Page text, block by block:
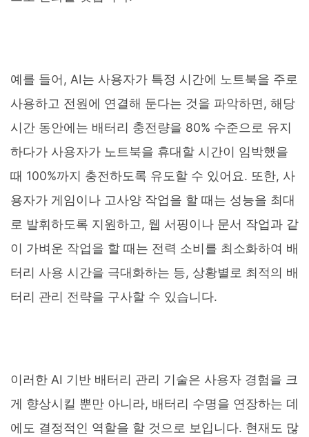
예를 들어, AI는 사용자가 특정 시간에 노트북을 주로
사용하고 전원에 연결해 둔다는 것을 파악하면, 해당
시간 동안에는 배터리 충전량을 80% 수준으로 유지
하다가 사용자가 노트북을 휴대할 시간이 임박했을
때 100%까지 충전하도록 유도할 수 있어요. 또한, 사
용자가 게임이나 고사양 작업을 할 때는 성능을 최대
로 발휘하도록 지원하고, 웹 서핑이나 문서 작업과 같
이 가벼운 작업을 할 때는 전력 소비를 최소화하여 배
터리 사용 시간을 극대화하는 등, 상황별로 최적의 배
터리 관리 전략을 구사할 수 있습니다.
이러한 AI 기반 배터리 관리 기술은 사용자 경험을 크
게 향상시킬 뿐만 아니라, 배터리 수명을 연장하는 데
에도 결정적인 역할을 할 것으로 보입니다. 현재도 많